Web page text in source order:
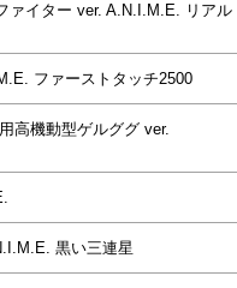
ァイター ver. A.N.I.M.E. リアル
ファーストタッチ2500
高機動型ゲルググ ver.
黒い三連星